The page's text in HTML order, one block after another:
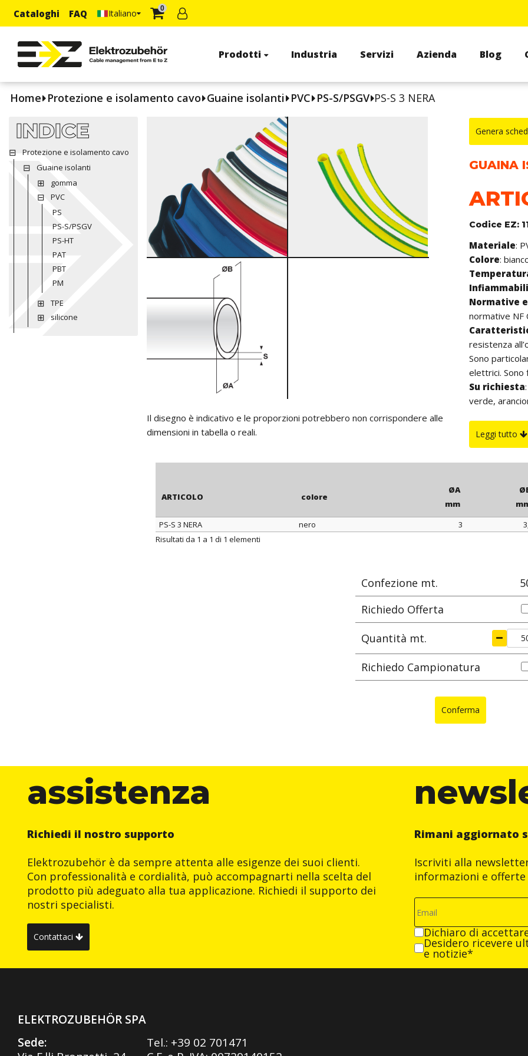
Cataloghi FAQ Italiano 0
Prodotti Industria Servizi Azienda Blog
Home Protezione e isolamento cavo Guaine isolanti PVC PS-S/PSGV PS-S 3 NERA
INDICE
Protezione e isolamento cavo
Guaine isolanti
gomma
PVC
PS
PS-S/PSGV
PS-HT
PAT
PBT
PM
TPE
silicone
Il disegno è indicativo e le proporzioni potrebbero non corrispondere alle
dimensioni in tabella o reali.
Genera
GUAINA
Codice EZ:
Materiale:
Colore:
Normative
normative NF
resistenza
Sono
elettrici. Sono
Su richiesta
verde,
Leggi tutto
ARTICOLO colore
ØA
mm
ARTICOLO
PS-S 3 NERA nero 3
Risultati da 1 a 1 di 1 elementi
Confezione mt.
Richiedo Offerta
Quantità mt.
Richiedo Campionatura
Conferma
assistenza
Richiedi il nostro supporto
Elektrozubehör è da sempre attenta alle esigenze dei suoi clienti.
Con professionalità e cordialità, può accompagnarti nella scelta del
prodotto più adeguato alla tua applicazione. Richiedi il supporto dei
nostri specialisti.
Contattaci
Rimani aggiornato
Iscriviti alla
informazioni e
Dichiaro di
Desidero ricevere
e notizie*
ELEKTROZUBEHÖR SPA
Sede:
Tel.: +39 02 701471